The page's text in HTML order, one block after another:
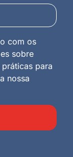
com os
sobre
para
nossa